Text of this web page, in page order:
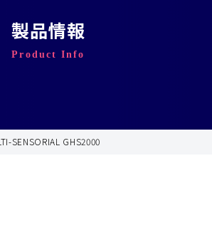
製品情報
Product Info
SENSORIAL GHS2000